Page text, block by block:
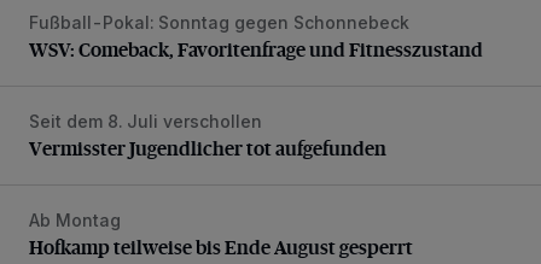
WSV: Comeback, Favoritenfrage und Fitnesszustand
Fußball-Pokal: Sonntag gegen Schonnebeck
WSV: Comeback, Favoritenfrage und Fitnesszustand
Vermisster Jugendlicher tot aufgefunden
Seit dem 8. Juli verschollen
Vermisster Jugendlicher tot aufgefunden
Hofkamp teilweise bis Ende August gesperrt
Ab Montag
Hofkamp teilweise bis Ende August gesperrt